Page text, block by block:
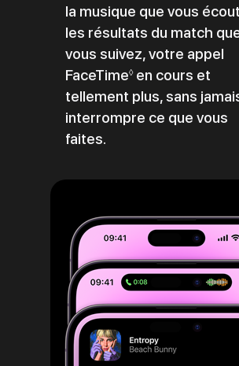
la musique que vous
les résultats du match
vous suivez, votre appel
FaceTime◊ Renvoi
aux
mentions
en cours et
tellement plus, sans
interrompre ce que vous
faites.